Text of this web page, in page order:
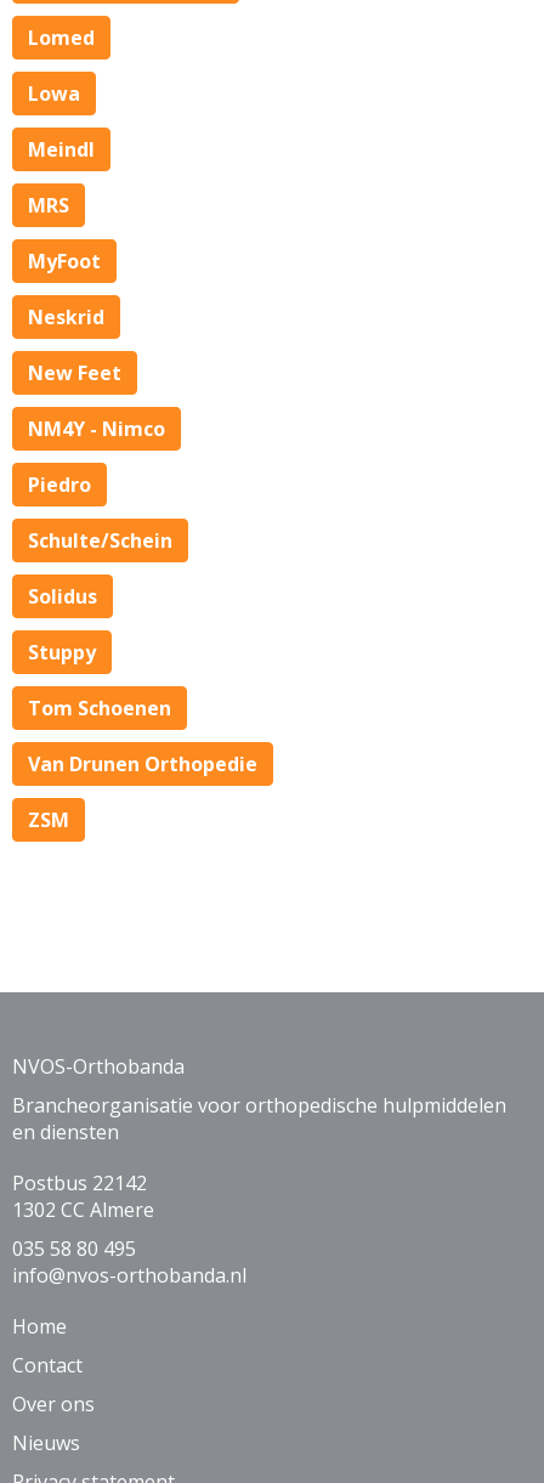
Lomed
Lowa
Meindl
MRS
MyFoot
Neskrid
New Feet
NM4Y - Nimco
Piedro
Schulte/Schein
Solidus
Stuppy
Tom Schoenen
Van Drunen Orthopedie
ZSM
NVOS-Orthobanda
Brancheorganisatie voor orthopedische hulpmiddelen
en diensten
Postbus 22142
1302 CC Almere
035 58 80 495
ofni@nvos-orthobanda.nl
Home
Contact
Over ons
Nieuws